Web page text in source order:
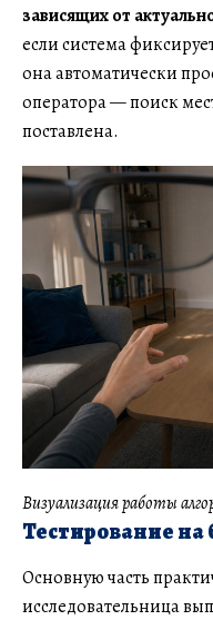
зависящих от
если система
она автоматически
оператора — поиск
поставлена.
Визуализация работы
Тестирование
Основную часть
исследовательница